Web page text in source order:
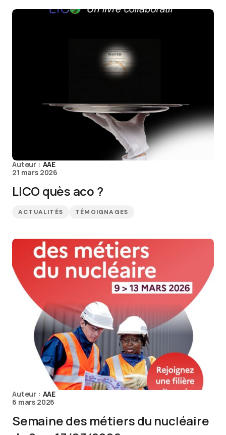
Auteur : AAE
21 mars 2026
LICO quès aco ?
ACTUALITÉS TÉMOIGNAGES
Auteur : AAE
6 mars 2026
Semaine des métiers du nucléaire